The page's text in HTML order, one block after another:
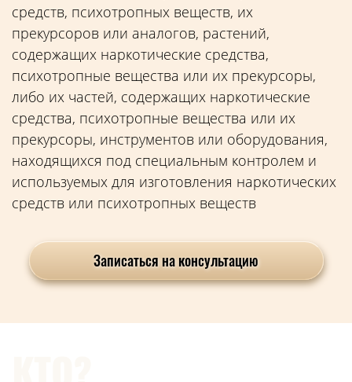
средств, психотропных веществ, их
прекурсоров или аналогов, растений,
содержащих наркотические средства,
психотропные вещества или их прекурсоры,
либо их частей, содержащих наркотические
средства, психотропные вещества или их
прекурсоры, инструментов или оборудования,
находящихся под специальным контролем и
используемых для изготовления наркотических
средств или психотропных веществ
Записаться на консультацию